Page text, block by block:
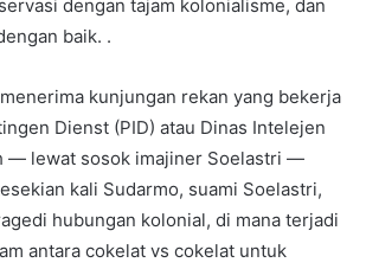
dengan tajam kolonialisme, dan
baik. .
kunjungan rekan yang bekerja
Dienst (PID) atau Dinas Intelejen
— lewat sosok imajiner Soelastri —
kali Sudarmo, suami Soelastri,
hubungan kolonial, di mana terjadi
antara cokelat vs cokelat untuk